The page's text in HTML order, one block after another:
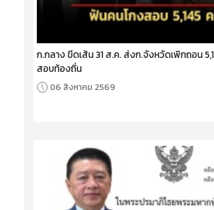
ก.กลาง ขีดเส้น 31 ส.ค. ส่งก.จังหวัดเพิกถอน
สอบท้องถิ่น
06 สิงหาคม 2569